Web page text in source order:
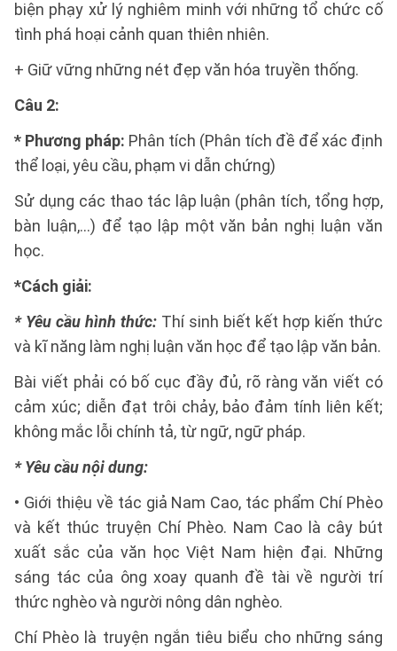
biện phạy xử lý nghiêm minh với những tổ chức cố
tình phá hoại cảnh quan thiên nhiên.
+ Giữ vững những nét đẹp văn hóa truyền thống.
Câu 2:
* Phương pháp: Phân tích (Phân tích đề để xác định
thể loại, yêu cầu, phạm vi dẫn chứng)
Sử dụng các thao tác lập luận (phân tích, tổng hợp,
bàn luận,...) để tạo lập một văn bản nghị luận văn
học.
*Cách giải:
* Yêu cầu hình thức: Thí sinh biết kết hợp kiến thức
và kĩ năng làm nghị luận văn học để tạo lập văn bản.
Bài viết phải có bố cục đầy đủ, rõ ràng văn viết có
cảm xúc; diễn đạt trôi chảy, bảo đảm tính liên kết;
không mắc lỗi chính tả, từ ngữ, ngữ pháp.
* Yêu cầu nội dung:
• Giới thiệu về tác giả Nam Cao, tác phẩm Chí Phèo
và kết thúc truyện Chí Phèo. Nam Cao là cây bút
xuất sắc của văn học Việt Nam hiện đại. Những
sáng tác của ông xoay quanh đề tài về người trí
thức nghèo và người nông dân nghèo.
Chí Phèo là truyện ngắn tiêu biểu cho những sáng